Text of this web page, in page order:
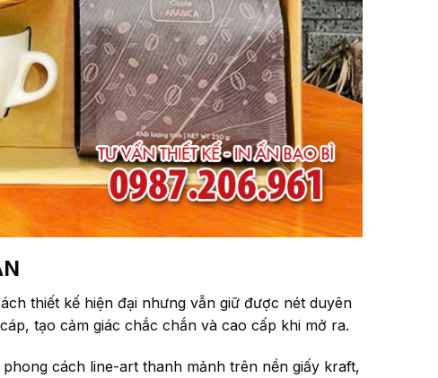
thiết kế hiện đại nhưng vẫn giữ được nét duyên
tạo cảm giác chắc chắn và cao cấp khi mở ra.
cách line-art thanh mảnh trên nền giấy kraft,